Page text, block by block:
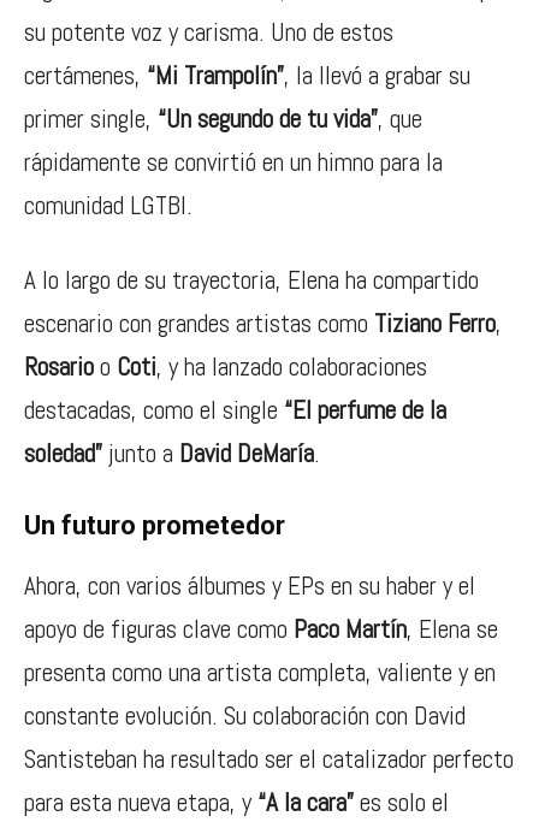
su potente voz y carisma. Uno de estos
certámenes, “Mi Trampolín”, la llevó a grabar su
primer single, “Un segundo de tu vida”, que
rápidamente se convirtió en un himno para la
comunidad LGTBI.
A lo largo de su trayectoria, Elena ha compartido
escenario con grandes artistas como Tiziano Ferro,
Rosarioo Coti, y ha lanzado colaboraciones
destacadas, como el single “El perfume de la
soledad” junto a David DeMaría.
Un futuro prometedor
Ahora, con varios álbumes y EPs en su haber y el
apoyo de figuras clave como Paco Martín, Elena se
presenta como una artista completa, valiente y en
constante evolución. Su colaboración con David
Santisteban ha resultado ser el catalizador perfecto
para esta nueva etapa, y“A la cara”es solo el